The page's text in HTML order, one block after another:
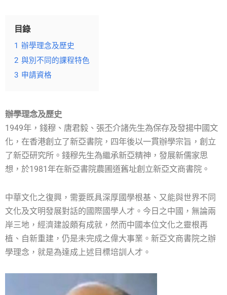
目錄
1 辦學理念及歷史
2 與別不同的課程特色
3 申請資格
辦學理念及歷史
1949年，錢穆、唐君毅、張丕介諸先生為保存及發揚中國文
化，在香港創立了新亞書院，四年後以一貫辦學宗旨，創立
了新亞研究所。錢穆先生為繼承新亞精神，發展新儒家思
想，於1981年在新亞書院農圃道舊址創立新亞文商書院。
中華文化之復興，需要既具深厚國學根基、又能與世界不同
文化及文明發展對話的國際國學人才。今日之中國，無論兩
岸三地，經濟建設頗有成就，然而中國本位文化之靈根再
植、自新重建，仍是未完成之偉大事業。新亞文商書院之辦
學理念，就是為達成上述目標培訓人才。